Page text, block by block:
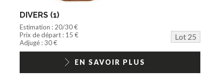
DIVERS (1)
Estimation : 20/30 €
Prix de départ : 15 €
Lot 25
Adjugé : 30 €
EN SAVOIR PLUS